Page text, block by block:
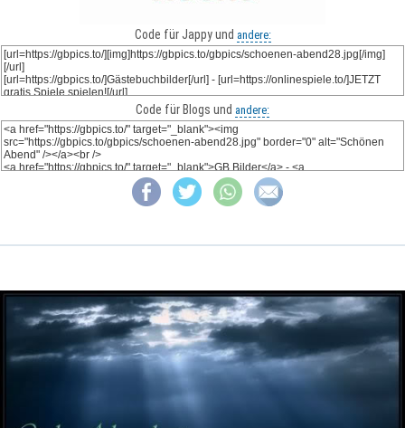
Code für Jappy und andere:
Code für Blogs und andere: